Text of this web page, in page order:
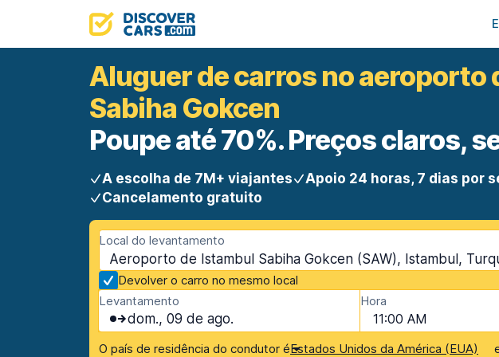
Aluguer de carros no aeroporto
Sabiha Gokcen
Poupe até 70%. Preços claros,
A escolha de 7M+ viajantes
Apoio 24 horas, 7 dias por
Cancelamento gratuito
Local do levantamento
Aeroporto de Istambul Sabiha Gokcen (SAW), Istambul,
Devolver o carro no mesmo local
Levantamento
dom., 09 de ago.
Hora
11:00 AM
O país de residência do condutor éEstados Unidos da América (EUA)